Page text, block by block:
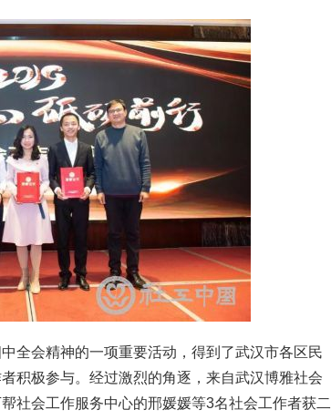
全会精神的一项重要活动，得到了武汉市各区民
积极参与。经过激烈的角逐，来自武汉博雅社会
社会工作服务中心的邢媛媛等3名社会工作者获二